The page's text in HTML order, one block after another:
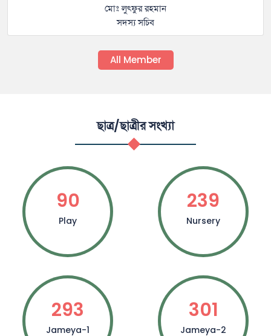
মোঃ লুৎফুর রহমান
সদস্য সচিব
All Member
ছাত্র/ছাত্রীর সংখ্যা
90
Play
239
Nursery
293
Jameya-1
301
Jameya-2